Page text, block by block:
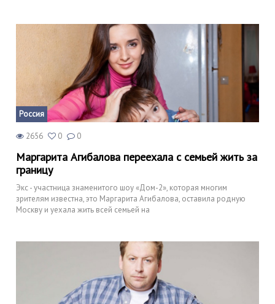
Россия
2656 0 0
Маргарита Агибалова переехала с семьей жить за
границу
Экс - участница знаменитого шоу «Дом-2», которая многим
зрителям известна, это Маргарита Агибалова, оставила родную
Москву и уехала жить всей семьей на